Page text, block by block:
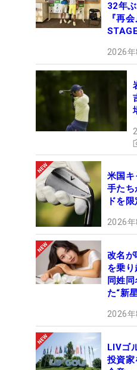
32年
『再
2026
米国
手たち
ドを
2026
改名が
を乗り
同姓
た“新
2026
LIVゴ
投資